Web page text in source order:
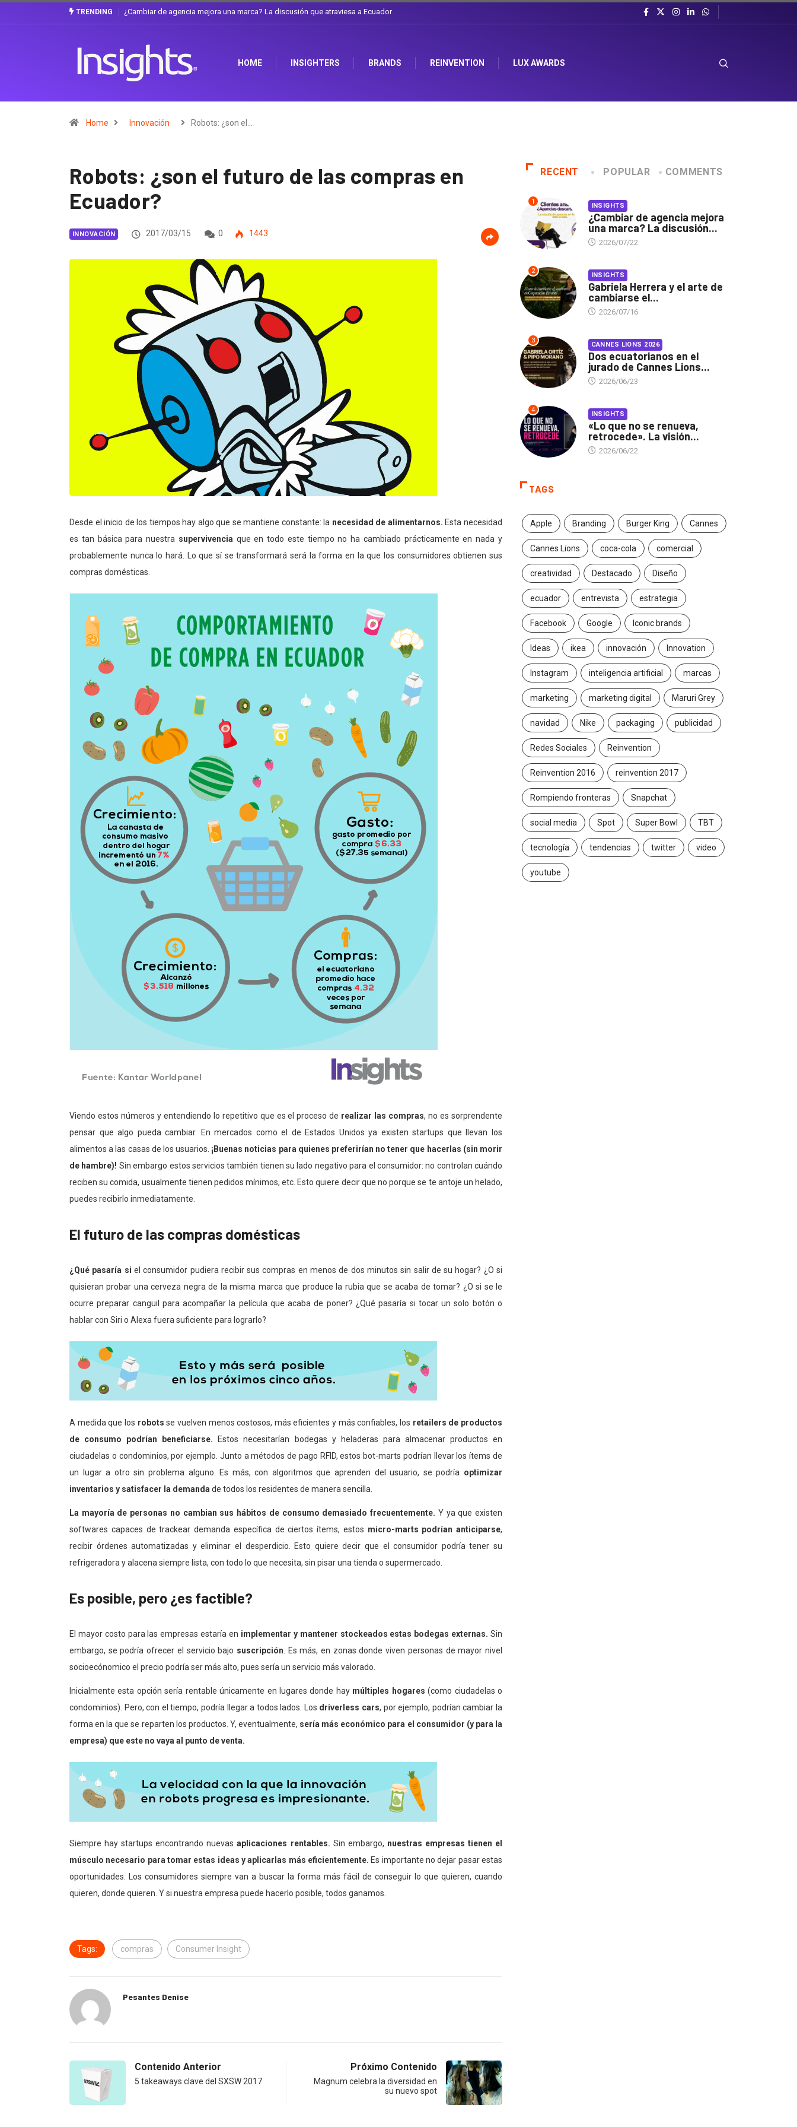
TRENDING Gabriela Herrera y el arte de cambiarse el sombrero en Corporación Favorita
HOME INSIGHTERS BRANDS REINVENTION LUX AWARDS
Home Innovación Robots: ¿son el…
Robots: ¿son el futuro de las compras en
Ecuador?
INNOVACIÓN 2017/03/15 0 1443
Desde el inicio de los tiempos hay algo que se mantiene constante: la necesidad de alimentarnos. Esta necesidad
es tan básica para nuestra supervivenciaque en todo este tiempo no ha cambiado prácticamente en nada y
probablemente nunca lo hará. Lo que sí se transformará será la forma en la que los consumidores obtienen sus
compras domésticas.
Viendo estos números y entendiendo lo repetitivo que es el proceso de realizar las compras, no es sorprendente
pensar que algo pueda cambiar. En mercados como el de Estados Unidos ya existen startups que llevan los
alimentos a las casas de los usuarios. ¡Buenas noticias para quienes preferirían no tener que hacerlas (sin morir
de hambre)! Sin embargo estos servicios también tienen su lado negativo para el consumidor: no controlan cuándo
reciben su comida, usualmente tienen pedidos mínimos, etc. Esto quiere decir que no porque se te antoje un helado,
puedes recibirlo inmediatamente.
El futuro de las compras domésticas
¿Qué pasaría si el consumidor pudiera recibir sus compras en menos de dos minutos sin salir de su hogar? ¿O si
quisieran probar una cerveza negra de la misma marca que produce la rubia que se acaba de tomar? ¿O si se le
ocurre preparar canguil para acompañar la película que acaba de poner? ¿Qué pasaría si tocar un solo botón o
hablar con Siri o Alexa fuera suficiente para lograrlo?
A medida que los robots se vuelven menos costosos, más eficientes y más confiables, los retailers de productos
de consumo podrían beneficiarse. Estos necesitarían bodegas y heladeras para almacenar productos en
ciudadelas o condominios, por ejemplo. Junto a métodos de pago RFID, estos bot-marts podrían llevar los ítems de
un lugar a otro sin problema alguno. Es más, con algoritmos que aprenden del usuario, se podría optimizar
inventarios y satisfacer la demandade todos los residentes de manera sencilla.
La mayoría de personas no cambian sus hábitos de consumo demasiado frecuentemente. Y ya que existen
softwares capaces de trackear demanda específica de ciertos ítems, estos micro-marts podrían anticiparse,
recibir órdenes automatizadas y eliminar el desperdicio. Esto quiere decir que el consumidor podría tener su
refrigeradora y alacena siempre lista, con todo lo que necesita, sin pisar una tienda o supermercado.
Es posible, pero ¿es factible?
El mayor costo para las empresas estaría en implementar y mantener stockeados estas bodegas externas. Sin
embargo, se podría ofrecer el servicio bajo suscripción. Es más, en zonas donde viven personas de mayor nivel
socioecónomico el precio podría ser más alto, pues sería un servicio más valorado.
Inicialmente esta opción sería rentable únicamente en lugares donde hay múltiples hogares (como ciudadelas o
condominios). Pero, con el tiempo, podría llegar a todos lados. Los driverless cars, por ejemplo, podrían cambiar la
forma en la que se reparten los productos. Y, eventualmente, sería más económico para el consumidor (y para la
empresa) que este no vaya al punto de venta.
Siempre hay startups encontrando nuevasaplicaciones rentables. Sin embargo, nuestras empresas tienen el
músculo necesario para tomar estas ideas y aplicarlas más eficientemente. Es importante no dejar pasar estas
oportunidades. Los consumidores siempre van a buscar la forma más fácil de conseguir lo que quieren, cuando
quieren, donde quieren. Y si nuestra empresa puede hacerlo posible, todos ganamos.
Tags: compras Consumer Insight
Pesantes Denise
Contenido Anterior
5 takeaways clave del SXSW 2017
Próximo Contenido
Magnum celebra la diversidad en
su nuevo spot
RECENT POPULAR COMMENTS
1 INSIGHTS
¿Cambiar de agencia mejora
una marca? La discusión...
2026/07/22
2 INSIGHTS
Gabriela Herrera y el arte de
cambiarse el...
2026/07/16
3 CANNES LIONS 2026
Dos ecuatorianos en el
jurado de Cannes Lions...
2026/06/23
4 INSIGHTS
«Lo que no se renueva,
retrocede». La visión...
2026/06/22
TAGS
Apple Branding Burger King Cannes
Cannes Lions coca-cola comercial
creatividad Destacado Diseño
ecuador entrevista estrategia
Facebook Google Iconic brands
Ideas ikea innovación Innovation
Instagram inteligencia artificial marcas
marketing marketing digital Maruri Grey
navidad Nike packaging publicidad
Redes Sociales Reinvention
Reinvention 2016 reinvention 2017
Rompiendo fronteras Snapchat
social media Spot Super Bowl TBT
tecnología tendencias twitter video
youtube